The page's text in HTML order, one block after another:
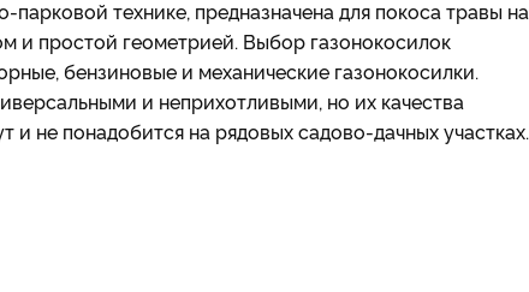
технике, предназначена для покоса травы на
и простой геометрией. Выбор газонокосилок
бензиновые и механические газонокосилки.
и неприхотливыми, но их качества
не понадобится на рядовых садово-дачных участках.